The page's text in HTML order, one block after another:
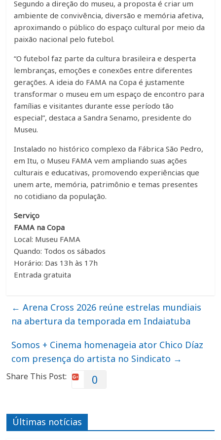
Segundo a direção do museu, a proposta é criar um
ambiente de convivência, diversão e memória afetiva,
aproximando o público do espaço cultural por meio da
paixão nacional pelo futebol.
“O futebol faz parte da cultura brasileira e desperta
lembranças, emoções e conexões entre diferentes
gerações. A ideia do FAMA na Copa é justamente
transformar o museu em um espaço de encontro para
famílias e visitantes durante esse período tão
especial”, destaca a Sandra Senamo, presidente do
Museu.
Instalado no histórico complexo da Fábrica São Pedro,
em Itu, o Museu FAMA vem ampliando suas ações
culturais e educativas, promovendo experiências que
unem arte, memória, patrimônio e temas presentes
no cotidiano da população.
Serviço
FAMA na Copa
Local: Museu FAMA
Quando: Todos os sábados
Horário: Das 13h às 17h
Entrada gratuita
← Arena Cross 2026 reúne estrelas mundiais
na abertura da temporada em Indaiatuba
Somos + Cinema homenageia ator Chico Díaz
com presença do artista no Sindicato →
Share This Post: 0
Últimas notícias